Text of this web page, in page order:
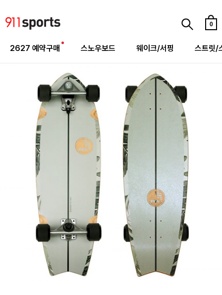
0
2627 예약구매 스노우보드 웨이크/서핑 스트릿/